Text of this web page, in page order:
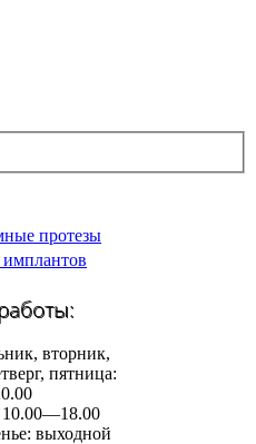
протезы
вторник,
пятница:
10.00—18.00
выходной